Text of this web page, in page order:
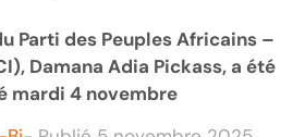
Parti des Peuples Africains –
Damana Adia Pickass, a été
mardi 4 novembre